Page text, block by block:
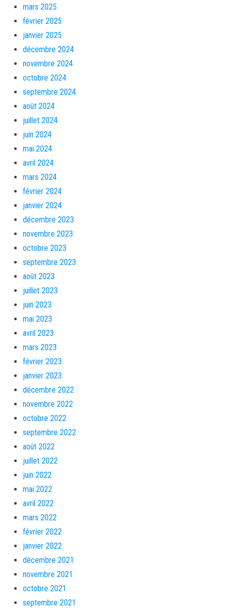
mars 2025
février 2025
janvier 2025
décembre 2024
novembre 2024
octobre 2024
septembre 2024
août 2024
juillet 2024
juin 2024
mai 2024
avril 2024
mars 2024
février 2024
janvier 2024
décembre 2023
novembre 2023
octobre 2023
septembre 2023
août 2023
juillet 2023
juin 2023
mai 2023
avril 2023
mars 2023
février 2023
janvier 2023
décembre 2022
novembre 2022
octobre 2022
septembre 2022
août 2022
juillet 2022
juin 2022
mai 2022
avril 2022
mars 2022
février 2022
janvier 2022
décembre 2021
novembre 2021
octobre 2021
septembre 2021